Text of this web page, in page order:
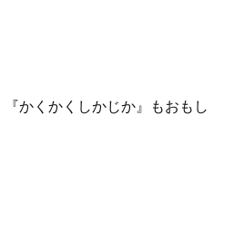
かくかくしかじか』もおもし